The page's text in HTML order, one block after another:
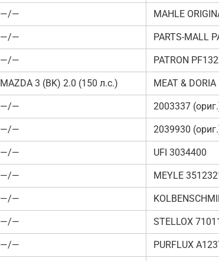
—/— MAHLE
—/— PARTS-MALL
—/— PATRON
MAZDA 3 (BK) 2.0 (150 л.с.) MEAT &
—/— 2003337
—/— 2039930
—/— UFI 3034400
—/— MEYLE
—/—
—/— STELLOX
—/— PURFLUX